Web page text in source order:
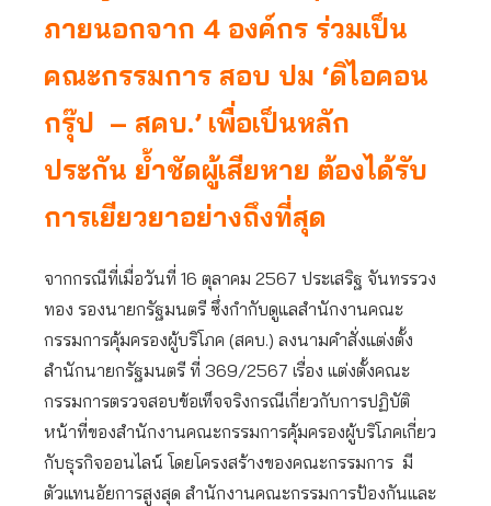
ภายนอกจาก 4 องค์กร ร่วมเป็น
คณะกรรมการ สอบ ปม ‘ดิไอคอน
กรุ๊ป – สคบ.’ เพื่อเป็นหลัก
ประกัน ย้ำชัดผู้เสียหาย ต้องได้รับ
การเยียวยาอย่างถึงที่สุด
จากกรณีที่เมื่อวันที่ 16 ตุลาคม 2567 ประเสริฐ จันทรรวง
ทอง รองนายกรัฐมนตรี ซึ่งกำกับดูแลสำนักงานคณะ
กรรมการคุ้มครองผู้บริโภค (สคบ.) ลงนามคำสั่งแต่งตั้ง
สำนักนายกรัฐมนตรี ที่ 369/2567 เรื่อง แต่งตั้งคณะ
กรรมการตรวจสอบข้อเท็จจริงกรณีเกี่ยวกับการปฏิบัติ
หน้าที่ของสำนักงานคณะกรรมการคุ้มครองผู้บริโภคเกี่ยว
กับธุรกิจออนไลน์ โดยโครงสร้างของคณะกรรมการ มี
ตัวแทนอัยการสูงสุด สำนักงานคณะกรรมการป้องกันและ